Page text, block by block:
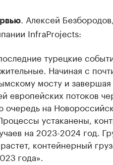
. Алексей
InfraProjects:
турецкие
Начиная с
мосту и
европейских потоков
очередь на
устаканены,
на 2023-2024 год.
контейнерный
года».